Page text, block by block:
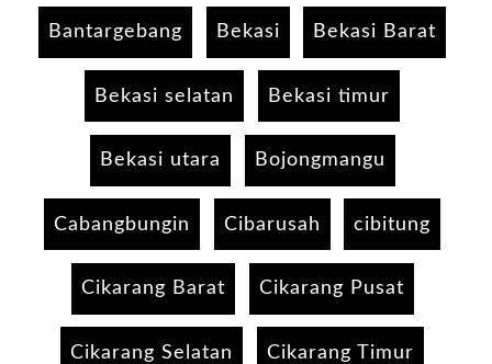
Bantargebang Bekasi Bekasi Barat
Bekasi selatan Bekasi timur
Bekasi utara Bojongmangu
Cabangbungin Cibarusah cibitung
Cikarang Barat Cikarang Pusat
Cikarang Selatan Cikarang Timur